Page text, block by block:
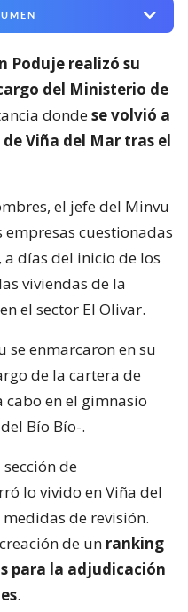
Poduje realizó su
del Ministerio de
dondese volvió a
Viña del Mar tras el
el jefe del Minvu
empresas cuestionadas
días del inicio de los
viviendas de la
el sector El Olivar.
se enmarcaron en su
de la cartera de
cabo en el gimnasio
Bío Bío-.
de
lo vivido en Viña del
de revisión.
de un ranking
para la adjudicación
.